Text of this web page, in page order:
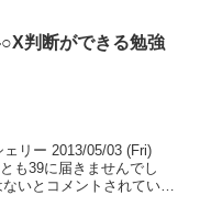
判断ができる勉強
リー 2013/05/03 (Fri)
も39に届きませんでし
いとコメントされていま